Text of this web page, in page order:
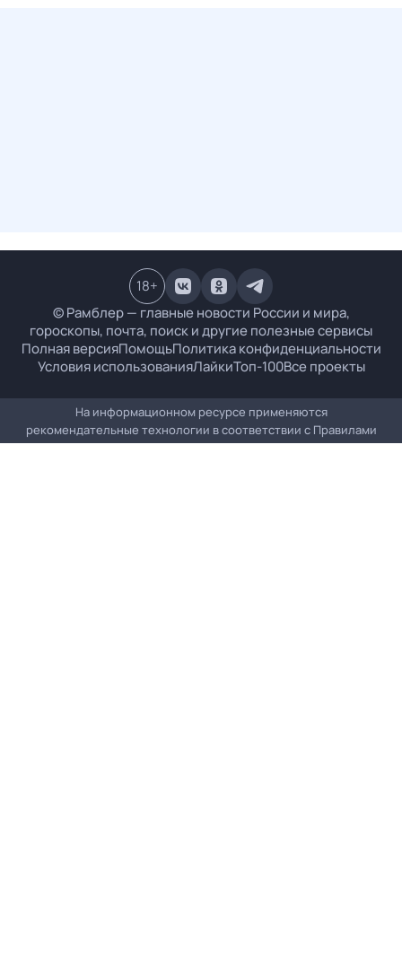
© Рамблер — главные новости России и мира,
гороскопы, почта, поиск и другие полезные сервисы
Полная версияПомощьПолитика конфиденциальности
Условия использованияЛайкиТоп-100Все проекты
18+
На информационном ресурсе применяются
рекомендательные технологии в соответствии с Правилами